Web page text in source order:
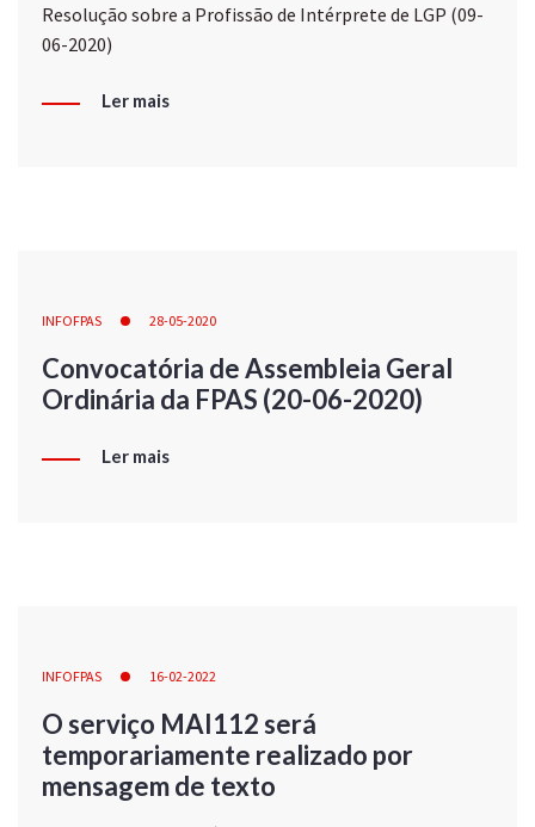
Resolução sobre a Profissão de Intérprete de LGP (09-
06-2020)
Ler mais
INFOFPAS 28-05-2020
Convocatória de Assembleia Geral
Ordinária da FPAS (20-06-2020)
Ler mais
INFOFPAS 16-02-2022
O serviço MAI112 será
temporariamente realizado por
mensagem de texto